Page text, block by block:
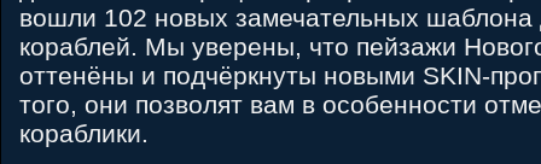
вошли 102 новых замечательных шаблона
кораблей. Мы уверены, что пейзажи
оттенёны и подчёркнуты новыми SKIN-
того, они позволят вам в особенности
кораблики.